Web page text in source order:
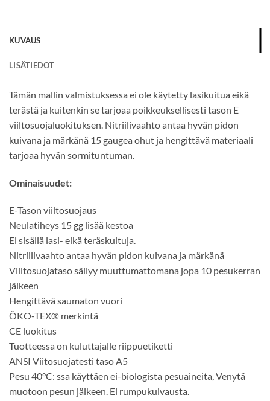
KUVAUS
LISÄTIEDOT
Tämän mallin valmistuksessa ei ole käytetty lasikuitua eikä
terästä ja kuitenkin se tarjoaa poikkeuksellisesti tason E
viiltosuojaluokituksen. Nitriilivaahto antaa hyvän pidon
kuivana ja märkänä 15 gaugea ohut ja hengittävä materiaali
tarjoaa hyvän sormituntuman.
Ominaisuudet:
E-Tason viiltosuojaus
Neulatiheys 15 gg lisää kestoa
Ei sisällä lasi- eikä teräskuituja.
Nitriilivaahto antaa hyvän pidon kuivana ja märkänä
Viiltosuojataso säilyy muuttumattomana jopa 10 pesukerran
jälkeen
Hengittävä saumaton vuori
ÖKO-TEX® merkintä
CE luokitus
Tuotteessa on kuluttajalle riippuetiketti
ANSI Viitosuojatesti taso A5
Pesu 40°C: ssa käyttäen ei-biologista pesuaineita, Venytä
muotoon pesun jälkeen. Ei rumpukuivausta.